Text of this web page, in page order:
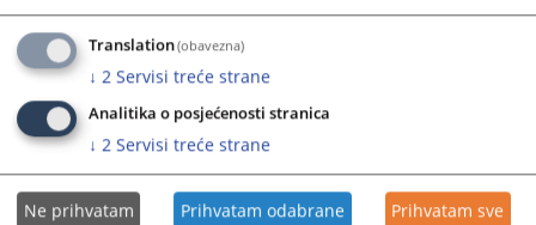
dates.
Translation(obavezna)
↓ 2 Servisi treće strane
Analitika o posjećenosti stranica
↓ 2 Servisi treće strane
Ne prihvatam Prihvatam odabrane Prihvatam sve